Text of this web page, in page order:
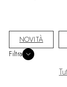
NOVITÀ
Filtra